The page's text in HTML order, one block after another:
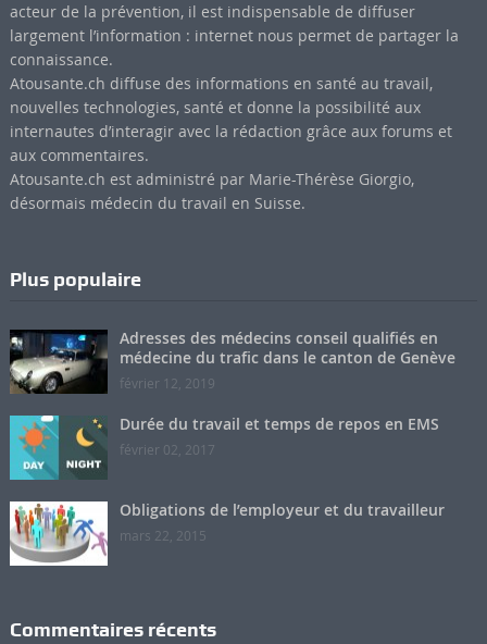
acteur de la prévention, il est indispensable de diffuser
largement l’information : internet nous permet de partager la
connaissance.
Atousante.ch diffuse des informations en santé au travail,
nouvelles technologies, santé et donne la possibilité aux
internautes d’interagir avec la rédaction grâce aux forums et
aux commentaires.
Atousante.ch est administré par Marie-Thérèse Giorgio,
désormais médecin du travail en Suisse.
Plus populaire
Adresses des médecins conseil qualifiés en
médecine du trafic dans le canton de Genève
février 12, 2019
Durée du travail et temps de repos en EMS
février 02, 2017
Obligations de l’employeur et du travailleur
mars 22, 2015
Commentaires récents